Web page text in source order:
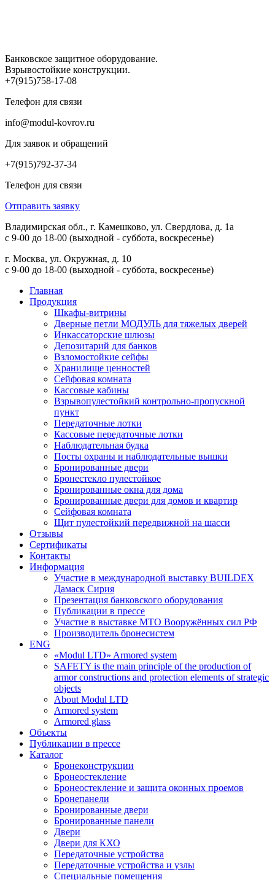
Банковское защитное оборудование.
Взрывостойкие конструкции.
+7(915)758-17-08
Телефон для связи
info@modul-kovrov.ru
Для заявок и обращений
+7(915)792-37-34
Телефон для связи
Отправить заявку
Владимирская обл., г. Камешково, ул. Свердлова, д. 1а
с 9-00 до 18-00 (выходной - суббота, воскресенье)
г. Москва, ул. Окружная, д. 10
с 9-00 до 18-00 (выходной - суббота, воскресенье)
Главная
Продукция
Шкафы-витрины
Дверные петли МОДУЛЬ для тяжелых дверей
Инкассаторские шлюзы
Депозитарий для банков
Взломостойкие сейфы
Хранилище ценностей
Сейфовая комната
Кассовые кабины
Взрывопулестойкий контрольно-пропускной
пункт
Передаточные лотки
Кассовые передаточные лотки
Наблюдательная будка
Посты охраны и наблюдательные вышки
Бронированные двери
Бронестекло пулестойкое
Бронированные окна для дома
Бронированные двери для домов и квартир
Сейфовая комната
Щит пулестойкий передвижной на шасси
Отзывы
Сертификаты
Контакты
Информация
Участие в международной выставку BUILDEX
Дамаск Сирия
Презентация банковского оборудования
Публикации в прессе
Участие в выставке МТО Вооружённых сил РФ
Производитель бронесистем
ENG
«Modul LTD» Armored system
SAFETY is the main principle of the production of
armor constructions and protection elements of strategic
objects
About Modul LTD
Armored system
Armored glass
Объекты
Публикации в прессе
Каталог
Бронеконструкции
Бронеостекление
Бронеостекление и защита оконных проемов
Бронепанели
Бронированные двери
Бронированные панели
Двери
Двери для КХО
Передаточные устройства
Передаточные устройства и узлы
Специальные помещения